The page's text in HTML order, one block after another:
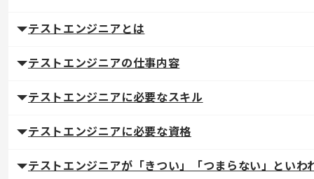
テストエンジニアとは
テストエンジニアの仕事内容
テストエンジニアに必要なスキル
テストエンジニアに必要な資格
テストエンジニアが「きつい」「つまらない」といわ